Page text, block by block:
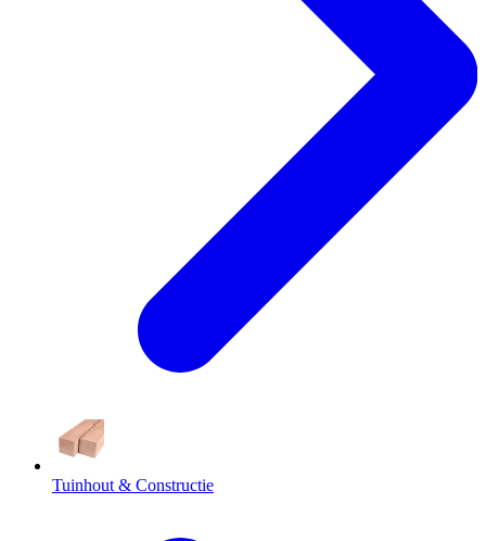
Tuinhout & Constructie